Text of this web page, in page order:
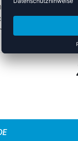
verlässlichen
voll auf dein Spiel